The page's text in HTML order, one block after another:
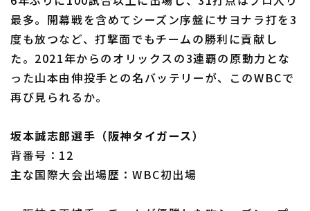
利用規約 プライバシーポリシー
運営会社（別ウィンドウで開く）
特定商取引法の表示 アルバイト募集
最多。開幕戦を含めてシーズン序盤にサヨナラ打を3
度も放つなど、打撃面でもチームの勝利に貢献し
た。2021年からのオリックスの3連覇の原動力とな
った山本由伸投手との名バッテリーが、このWBCで
再び見られるか。
坂本誠志郎選手（阪神タイガース）
背番号：12
主な国際大会出場歴：WBC初出場